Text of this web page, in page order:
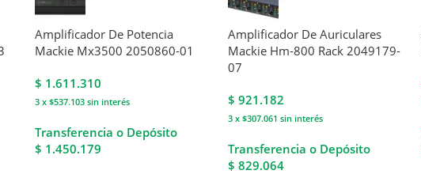
Amplificador De Potencia
Mackie Mx3500 2050860-01
$ 1.611.310
3 x $537.103sin interés
Transferencia o Depósito
$ 1.450.179
Amplificador De Auriculares
Mackie Hm-800 Rack 2049179-
07
$ 921.182
3 x $307.061 sin interés
Transferencia o Depósito
$ 829.064